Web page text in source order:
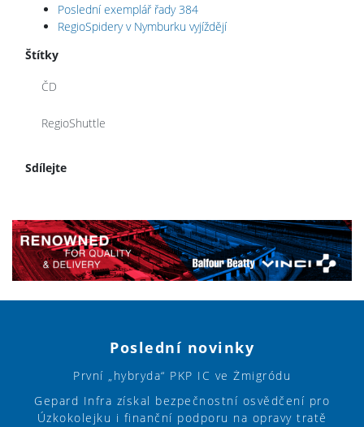
Poslední exemplář řady 384
RegioSpidery v Nymburku vyjíždějí
Štítky
ČD
RegioShuttle
Sdílejte
Poslední novinky
První „hybryda“ PKP IC ve Żmigródu
Gepard Infra získal bezpečnostní osvědčení pro
Úzkokolejku i finanční podporu na opravy tratě